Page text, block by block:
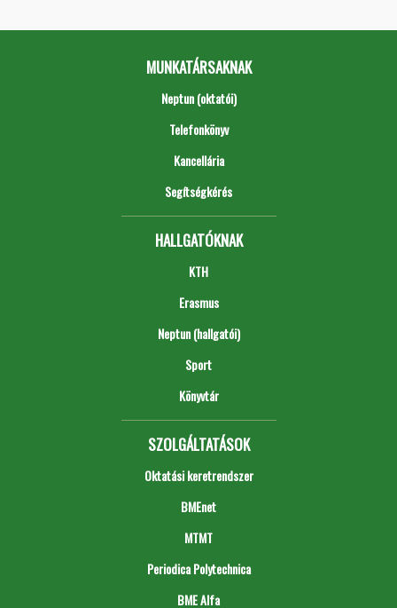
MUNKATÁRSAKNAK
Neptun (oktatói)
Telefonkönyv
Kancellária
Segítségkérés
HALLGATÓKNAK
KTH
Erasmus
Neptun (hallgatói)
Sport
Könyvtár
SZOLGÁLTATÁSOK
Oktatási keretrendszer
BMEnet
MTMT
Periodica Polytechnica
BME Alfa